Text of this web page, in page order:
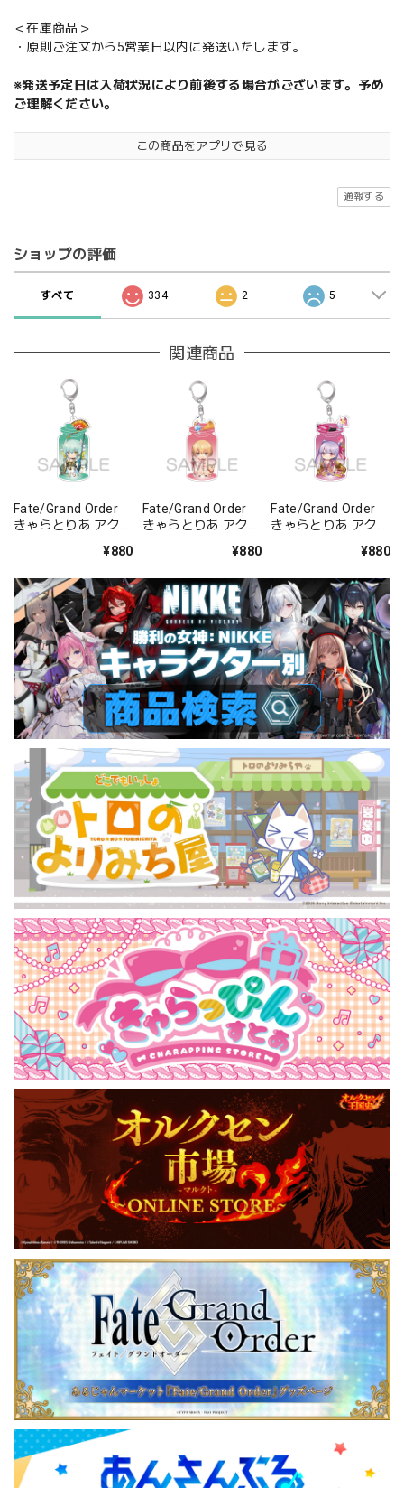
＜在庫商品＞
・原則ご注文から5営業日以内に発送いたします。
※発送予定日は入荷状況により前後する場合がございます。予め
ご理解ください。
この商品をアプリで見る
通報する
ショップの評価
すべて 334 2 5
関連商品
Fate/Grand Order
きゃらとりあ アクリ
¥880
Fate/Grand Order
きゃらとりあ アクリ
¥880
Fate/Grand Order
きゃらとりあ アクリ
バー/パッションリ
¥880